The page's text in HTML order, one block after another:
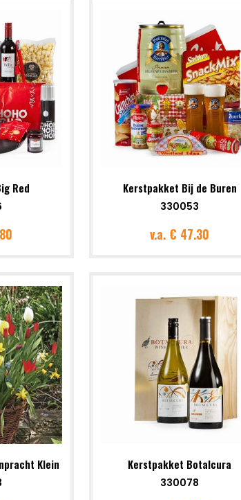
Red Kerstpakket Bij de Buren
330053
v.a. € 47.30
Klein Kerstpakket Botalcura
330078